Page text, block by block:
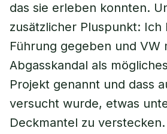
das sie erleben konnten.
zusätzlicher Pluspunkt: Ich
Führung gegeben und VW
Abgasskandal als
Projekt genannt und dass
versucht wurde, etwas
Deckmantel zu verstecken.